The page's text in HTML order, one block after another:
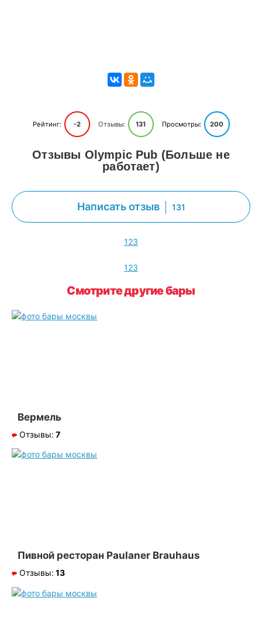
Рейтинг: -2 Отзывы: 131 Просмотры: 200
Отзывы Olympic Pub (Больше не
работает)
Написать отзыв 131
123
123
Смотрите другие бары
Вермель
Отзывы: 7
Пивной ресторан Paulaner Brauhaus
Отзывы: 13